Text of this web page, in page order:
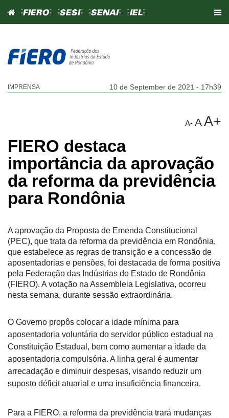
=FIERO= =SESI= =SENAI= =IEL=
IMPRENSA 10 de September de 2021 - 17h39
A- AA+
FIERO destaca
importância da aprovação
da reforma da previdência
para Rondônia
A aprovação da Proposta de Emenda Constitucional
(PEC), que trata da reforma da previdência em Rondônia,
que estabelece as regras de transição e a concessão de
aposentadorias e pensões, foi destacada de forma positiva
pela Federação das Indústrias do Estado de Rondônia
(FIERO). A votação na Assembleia Legislativa, ocorreu
nesta semana, durante sessão extraordinária.
O Governo propôs colocar a idade mínima para
aposentadoria voluntária do servidor público estadual na
Constituição Estadual , bem como aumentar a idade da
aposentadoria compulsória. A linha geral é aumentar
arrecadação e diminuir despesas, visando reduzir um
suposto déficit atuarial e uma insuficiência financeira.
Para a FIERO, a reforma da previdência trará mudanças